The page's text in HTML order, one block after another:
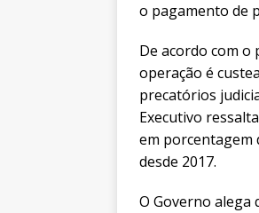
o pagamento de
De acordo com o
operação é
precatórios
Executivo
em porcentagem
desde 2017.
O Governo alega